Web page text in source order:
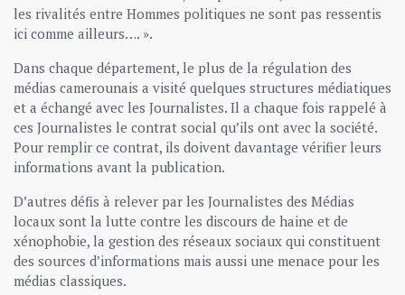
les rivalités entre Hommes politiques ne sont pas ressentis
ici comme ailleurs…. ».
Dans chaque département, le plus de la régulation des
médias camerounais a visité quelques structures médiatiques
et a échangé avec les Journalistes. Il a chaque fois rappelé à
ces Journalistes le contrat social qu’ils ont avec la société.
Pour remplir ce contrat, ils doivent davantage vérifier leurs
informations avant la publication.
D’autres défis à relever par les Journalistes des Médias
locaux sont la lutte contre les discours de haine et de
xénophobie, la gestion des réseaux sociaux qui constituent
des sources d’informations mais aussi une menace pour les
médias classiques.